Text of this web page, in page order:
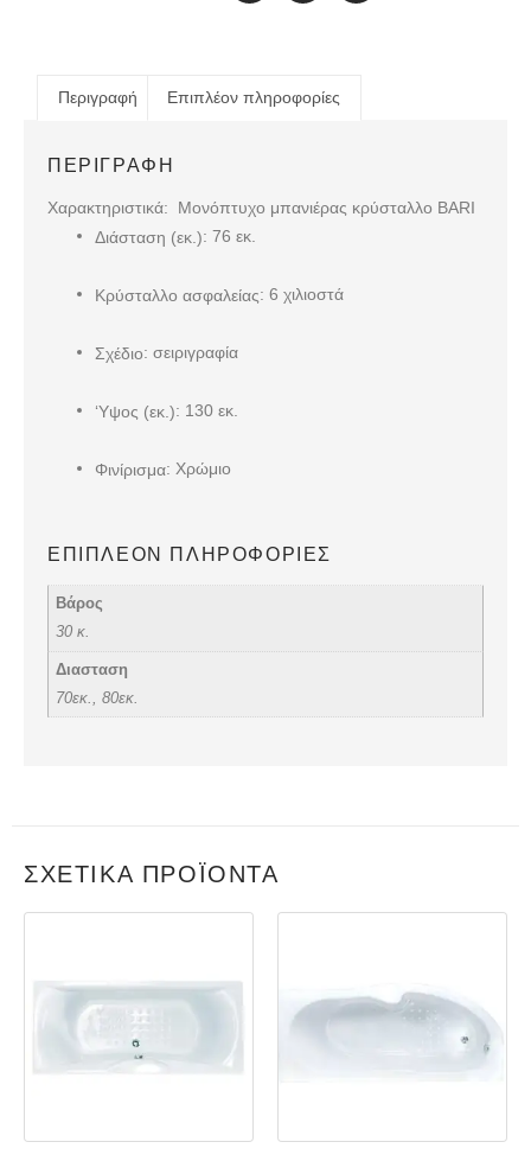
Περιγραφή Επιπλέον πληροφορίες
ΠΕΡΙΓΡΑΦΉ
Χαρακτηριστικά: Μονόπτυχο μπανιέρας κρύσταλλο BARI
Διάσταση (εκ.): 76 εκ.
Κρύσταλλο ασφαλείας: 6 χιλιοστά
Σχέδιο: σειριγραφία
‘Υψος (εκ.): 130 εκ.
Φινίρισμα: Χρώμιο
ΕΠΙΠΛΈΟΝ ΠΛΗΡΟΦΟΡΊΕΣ
Βάρος
30 κ.
Διασταση
70εκ., 80εκ.
ΣΧΕΤΙΚΆ ΠΡΟΪΌΝΤΑ